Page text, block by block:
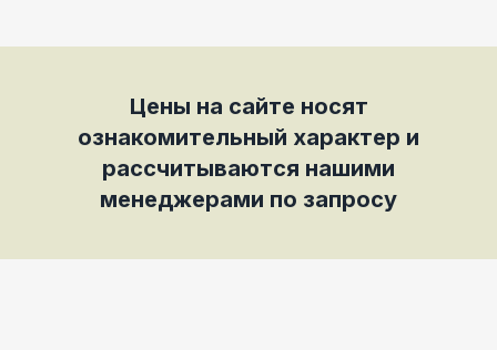
Цены на сайте носят
ознакомительный характер и
рассчитываются нашими
менеджерами по запросу